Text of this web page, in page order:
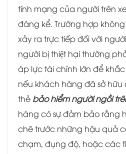
tính mạng của người trên
đáng kể. Trường hợp
xảy ra trực tiếp đối với
người bị thiệt hại thường
áp lực tài chính lớn để
nếu khách hàng đã sở hữu
thẻ bảo hiểm người ngồi
hàng có sự đảm bảo rằng
chẽ trước những hậu quả
chạm, đụng độ, hoặc các